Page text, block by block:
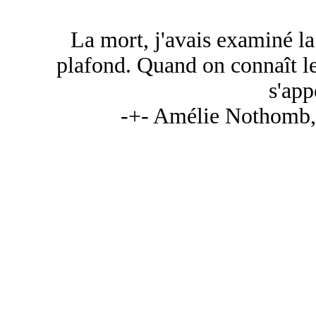
La mort, j'avais examiné
plafond. Quand on connaît
-+- Amélie